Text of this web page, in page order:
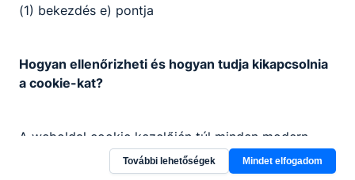
(1) bekezdés e) pontja
Hogyan ellenőrizheti és hogyan tudja kikapcsolnia
a cookie-kat?
A weboldal cookie kezelőjén túl minden modern
böngésző engedélyezi a sütik beállításának a
változtatását. A legtöbb böngésző
További lehetőségek Mindet elfogadom